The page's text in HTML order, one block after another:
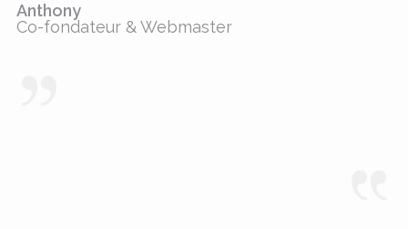
Anthony
Co-fondateur & Webmaster